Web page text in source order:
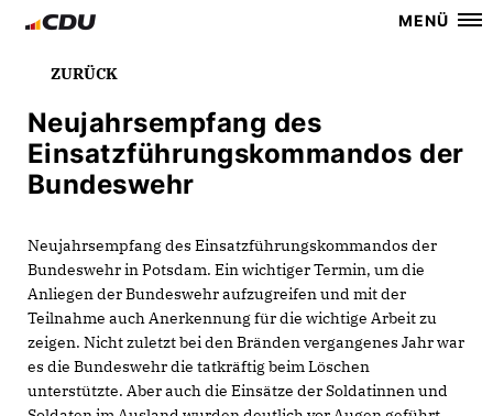
MENÜ
ZURÜCK
Neujahrsempfang des
Einsatzführungskommandos der
Bundeswehr
Neujahrsempfang des Einsatzführungskommandos der
Bundeswehr in Potsdam. Ein wichtiger Termin, um die
Anliegen der Bundeswehr aufzugreifen und mit der
Teilnahme auch Anerkennung für die wichtige Arbeit zu
zeigen. Nicht zuletzt bei den Bränden vergangenes Jahr war
es die Bundeswehr die tatkräftig beim Löschen
unterstützte. Aber auch die Einsätze der Soldatinnen und